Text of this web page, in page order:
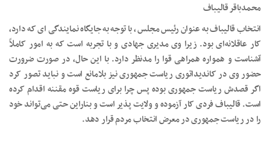
محمدباقر قالیباف
انتخاب قالیباف به عنوان رئیس مجلس ، با توجه به جایگاه نمایندگی ای که دارد،
کار عاقلانه‌ای بود. زیرا وی مدیری جهادی و با تجربه است که به امور کاملاً
آشناست و همواره همراهی قوا را مدنظر دارد. با این حال، در صورت ضرورت
حضور وی در کاندیداتوری ریاست جمهوری نیز بلامانع است و نباید تصور کرد
اگر قصدش ریاست جمهوری بوده پس چرا برای ریاست قوه مقننه اقدام کرده
است. قالیباف فردی کار آزموده و ولایت پذیر است و بناراین حتی می‌تواند خود
را در ریاست جمهوری در معرض انتخاب مردم قرار دهد.